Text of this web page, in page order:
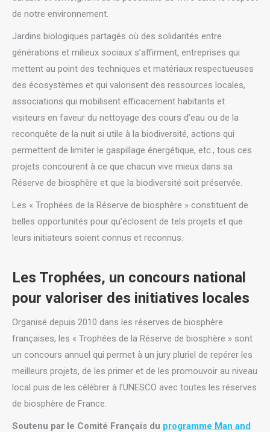
de notre environnement.
Jardins biologiques partagés où des solidarités entre
générations et milieux sociaux s’affirment, entreprises qui
mettent au point des techniques et matériaux respectueuses
des écosystèmes et qui valorisent des ressources locales,
associations qui mobilisent efficacement habitants et
visiteurs en faveur du nettoyage des cours d’eau ou de la
reconquête de la nuit si utile à la biodiversité, actions qui
permettent de limiter le gaspillage énergétique, etc., tous ces
projets concourent à ce que chacun vive mieux dans sa
Réserve de biosphère et que la biodiversité soit préservée.
Les « Trophées de la Réserve de biosphère » constituent de
belles opportunités pour qu’éclosent de tels projets et que
leurs initiateurs soient connus et reconnus.
Les Trophées, un concours national
pour valoriser des initiatives locales
Organisé depuis 2010 dans les réserves de biosphère
françaises, les « Trophées de la Réserve de biosphère » sont
un concours annuel qui permet à un jury pluriel de repérer les
meilleurs projets, de les primer et de les promouvoir au niveau
local puis de les célébrer à l’UNESCO avec toutes les réserves
de biosphère de France.
Soutenu par le Comité Français du programme Man and